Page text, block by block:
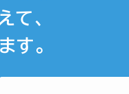
て、
す。